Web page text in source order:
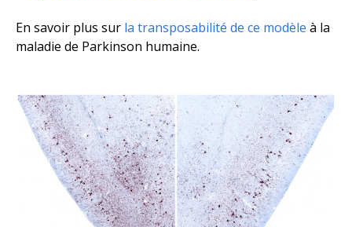
En savoir plus sur la transposabilité de ce modèle à la
maladie de Parkinson humaine.